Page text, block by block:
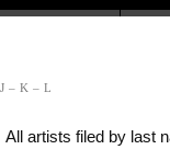
J – K – L
All artists filed by last